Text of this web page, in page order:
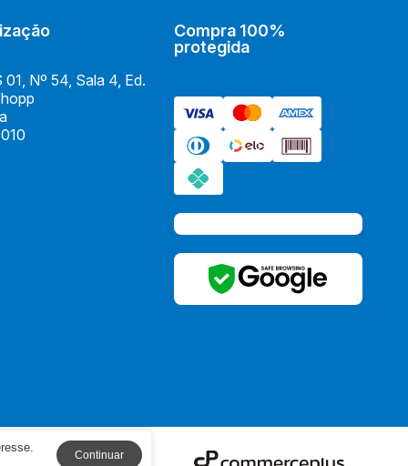
01, Nº 54, Sala 4, Ed.
Compra 100%
protegida
Continuar